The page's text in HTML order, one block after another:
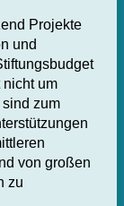
Projekte
und
nicht um
zum
von großen
zu